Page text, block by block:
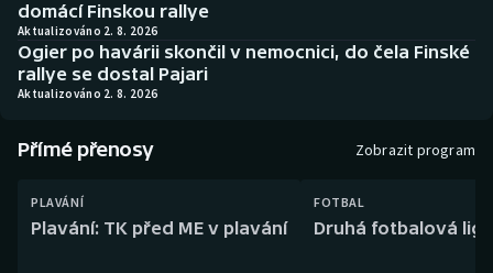
Biatlon
Boby a skeleton
Box
Curling
Aplikace ČT sport
AZ kvíz
domácí Finskou rallye
Aktualizováno 2. 8. 2026
Ogier po havárii skončil v nemocnici, do čela Finské
rallye se dostal Pajari
Aktualizováno 2. 8. 2026
Přímé přenosy Zobrazit program
PLAVÁNÍ
Plavání: TK před ME v plavání
FOTBAL
Druhá fotbalová